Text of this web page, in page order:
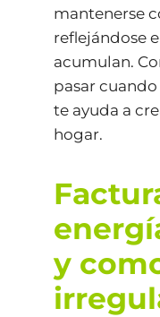
mantenerse
reflejándose
acumulan.
pasar
te ayuda a
hogar.
y